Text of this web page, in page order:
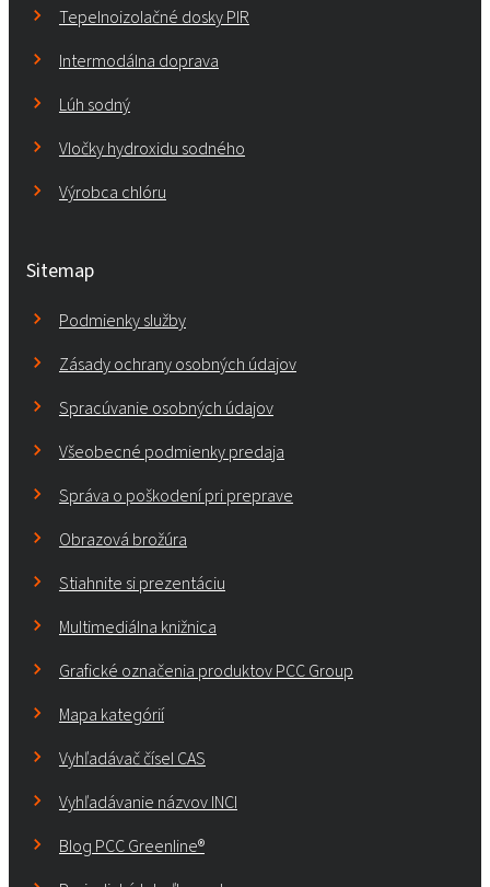
Tepelnoizolačné dosky PIR
Intermodálna doprava
Lúh sodný
Vločky hydroxidu sodného
Výrobca chlóru
Sitemap
Podmienky služby
Zásady ochrany osobných údajov
Spracúvanie osobných údajov
Všeobecné podmienky predaja
Správa o poškodení pri preprave
Obrazová brožúra
Stiahnite si prezentáciu
Multimediálna knižnica
Grafické označenia produktov PCC Group
Mapa kategórií
Vyhľadávač čísel CAS
Vyhľadávanie názvov INCI
Blog PCC Greenline®